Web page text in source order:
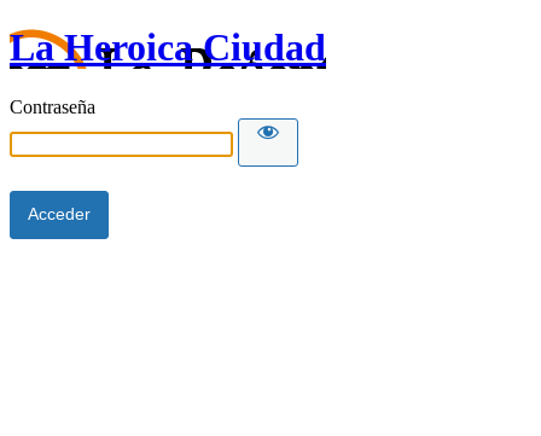
La Heroica Ciudad
Contraseña